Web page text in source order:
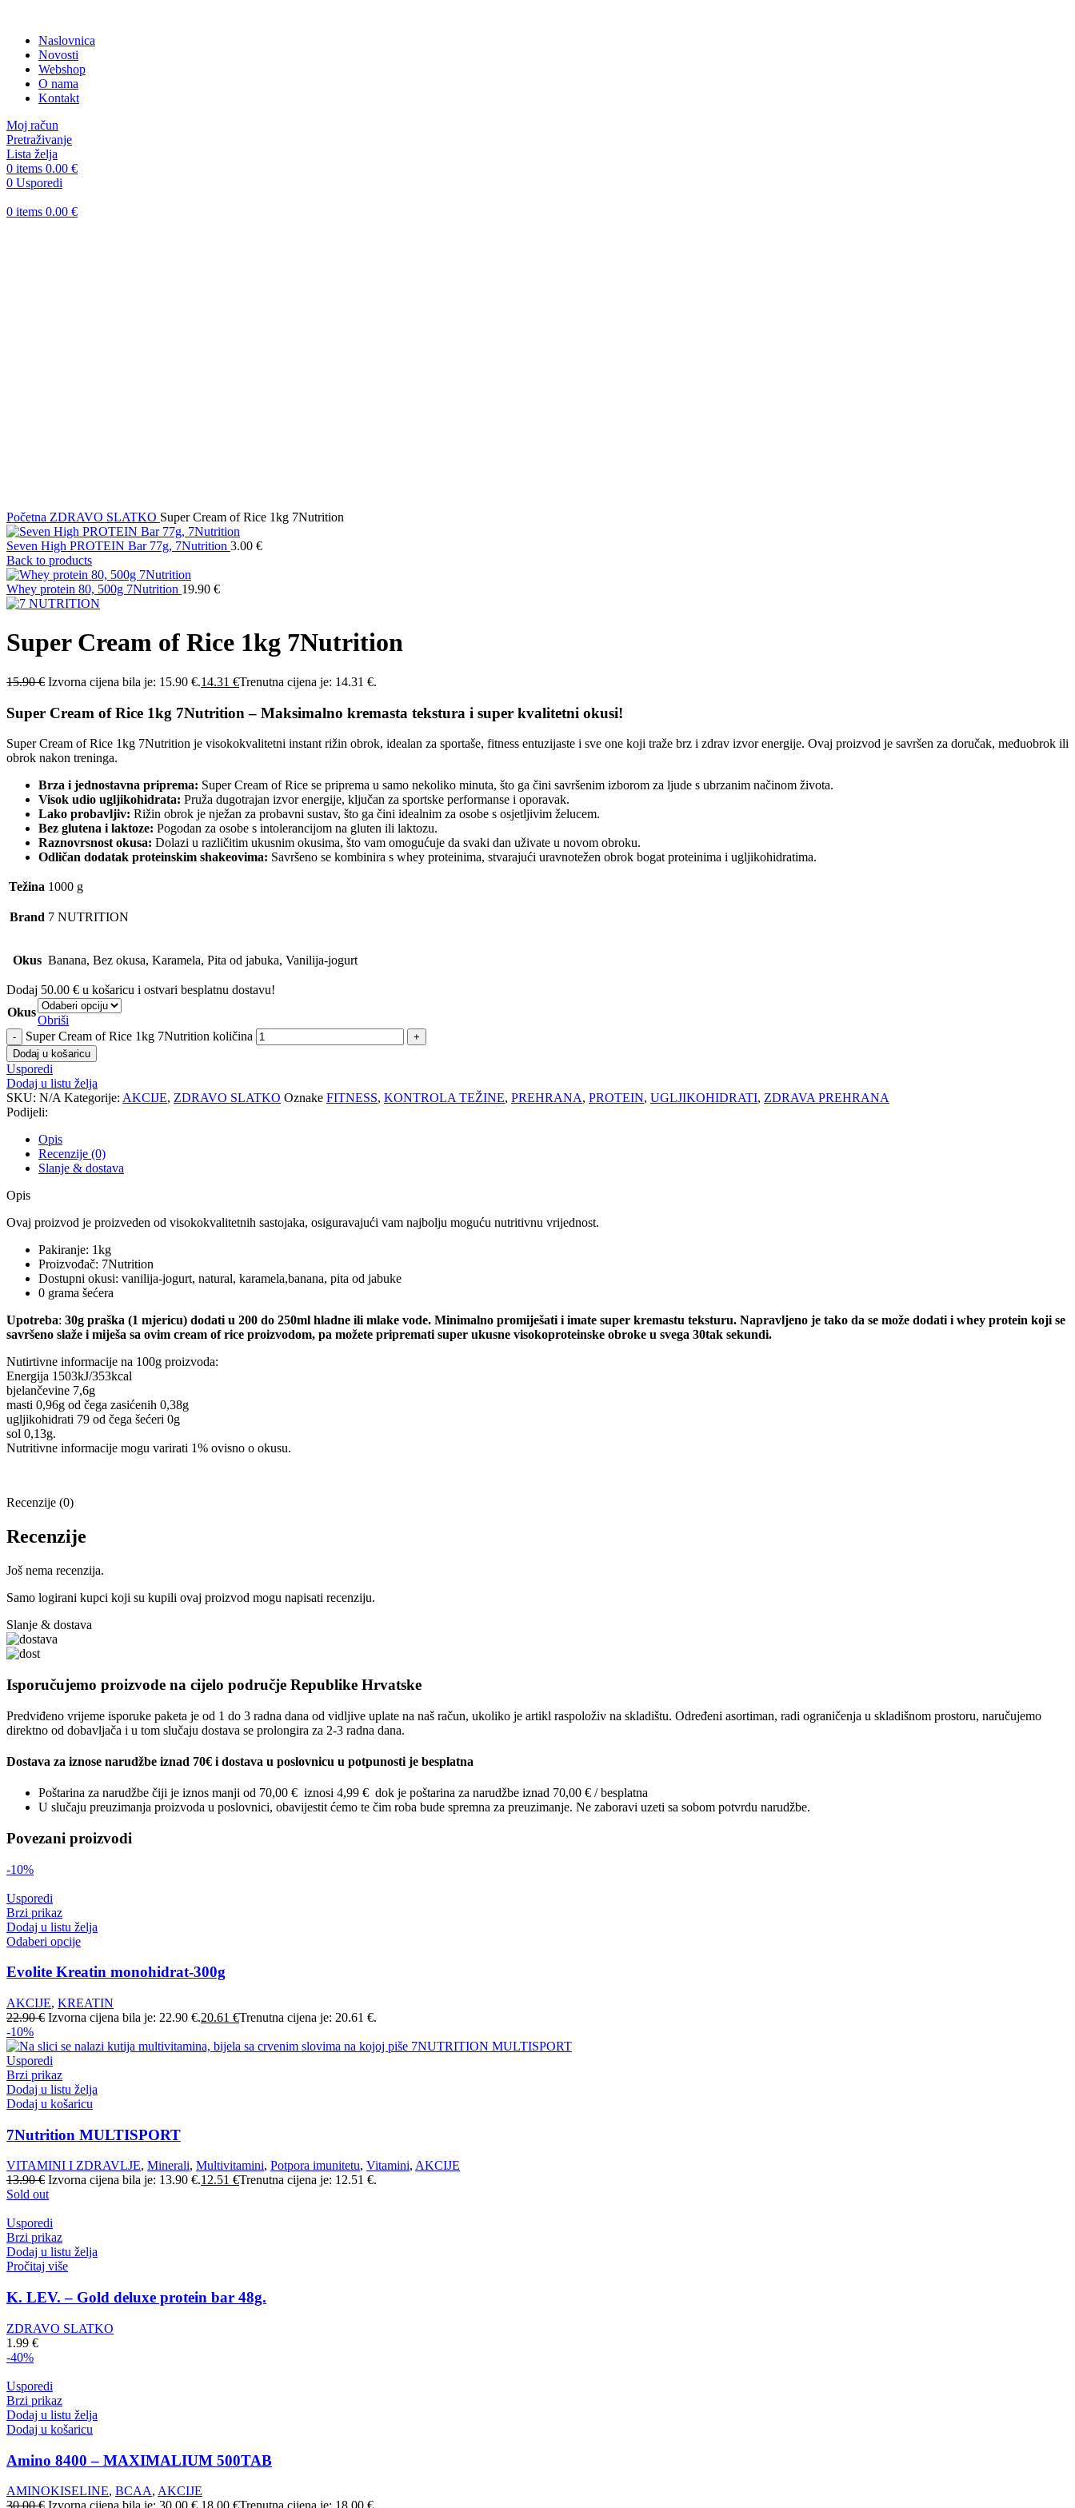
Naslovnica
Novosti
Webshop
O nama
Kontakt
Moj račun
Pretraživanje
Lista želja
0 items 0.00 €
0 Usporedi
0 items 0.00 €
Početna ZDRAVO SLATKO Super Cream of Rice 1kg 7Nutrition
Seven High PROTEIN Bar 77g, 7Nutrition 3.00 €
Back to products
Whey protein 80, 500g 7Nutrition 19.90 €
Super Cream of Rice 1kg 7Nutrition
15.90€ Izvorna cijena bila je: 15.90 €.14.31 €Trenutna cijena je: 14.31 €.
Super Cream of Rice 1kg 7Nutrition – Maksimalno kremasta tekstura i super kvalitetni okusi!
Super Cream of Rice 1kg 7Nutrition je visokokvalitetni instant rižin obrok, idealan za sportaše, fitness entuzijaste i sve one koji traže brz i zdrav izvor energije. Ovaj proizvod je savršen za doručak, međuobrok ili
obrok nakon treninga.
Brza i jednostavna priprema: Super Cream of Rice se priprema u samo nekoliko minuta, što ga čini savršenim izborom za ljude s ubrzanim načinom života.
Visok udio ugljikohidrata: Pruža dugotrajan izvor energije, ključan za sportske performanse i oporavak.
Lako probavljiv: Rižin obrok je nježan za probavni sustav, što ga čini idealnim za osobe s osjetljivim želucem.
Bez glutena i laktoze: Pogodan za osobe s intolerancijom na gluten ili laktozu.
Raznovrsnost okusa: Dolazi u različitim ukusnim okusima, što vam omogućuje da svaki dan uživate u novom obroku.
Odličan dodatak proteinskim shakeovima: Savršeno se kombinira s whey proteinima, stvarajući uravnotežen obrok bogat proteinima i ugljikohidratima.
Težina 1000 g
Brand 7 NUTRITION
Okus Banana, Bez okusa, Karamela, Pita od jabuka, Vanilija-jogurt
Dodaj 50.00 € u košaricu i ostvari besplatnu dostavu!
Okus
Obriši
Super Cream of Rice 1kg 7Nutrition količina
Dodaj u košaricu
Usporedi
Dodaj u listu želja
SKU: N/A Kategorije: AKCIJE, ZDRAVO SLATKO Oznake FITNESS, KONTROLA TEŽINE, PREHRANA, PROTEIN, UGLJIKOHIDRATI, ZDRAVA PREHRANA
Podijeli:
Opis
Recenzije (0)
Slanje & dostava
Opis
Ovaj proizvod je proizveden od visokokvalitetnih sastojaka, osiguravajući vam najbolju moguću nutritivnu vrijednost.
Pakiranje: 1kg
Proizvođač: 7Nutrition
Dostupni okusi: vanilija-jogurt, natural, karamela,banana, pita od jabuke
0 grama šećera
Upotreba: 30g praška (1 mjericu) dodati u 200 do 250ml hladne ili mlake vode. Minimalno promiješati i imate super kremastu teksturu. Napravljeno je tako da se može dodati i whey protein koji se
savršeno slaže i miješa sa ovim cream of rice proizvodom, pa možete pripremati super ukusne visokoproteinske obroke u svega 30tak sekundi.
Nutirtivne informacije na 100g proizvoda:
Energija 1503kJ/353kcal
bjelančevine 7,6g
masti 0,96g od čega zasićenih 0,38g
ugljikohidrati 79 od čega šećeri 0g
sol 0,13g.
Nutritivne informacije mogu varirati 1% ovisno o okusu.
Recenzije (0)
Recenzije
Još nema recenzija.
Samo logirani kupci koji su kupili ovaj proizvod mogu napisati recenziju.
Slanje & dostava
Isporučujemo proizvode na cijelo područje Republike Hrvatske
Predviđeno vrijeme isporuke paketa je od 1 do 3 radna dana od vidljive uplate na naš račun, ukoliko je artikl raspoloživ na skladištu. Određeni asortiman, radi ograničenja u skladišnom prostoru, naručujemo
direktno od dobavljača i u tom slučaju dostava se prolongira za 2-3 radna dana.
Dostava za iznose narudžbe iznad 70€ i dostava u poslovnicu u potpunosti je besplatna
Poštarina za narudžbe čiji je iznos manji od 70,00 € iznosi 4,99 € dok je poštarina za narudžbe iznad 70,00 € / besplatna
U slučaju preuzimanja proizvoda u poslovnici, obavijestit ćemo te čim roba bude spremna za preuzimanje. Ne zaboravi uzeti sa sobom potvrdu narudžbe.
Povezani proizvodi
-10%
Usporedi
Brzi prikaz
Dodaj u listu želja
Odaberi opcije
Evolite Kreatin monohidrat-300g
AKCIJE, KREATIN
22.90€ Izvorna cijena bila je: 22.90 €.20.61 €Trenutna cijena je: 20.61 €.
-10%
Usporedi
Brzi prikaz
Dodaj u listu želja
Dodaj u košaricu
7Nutrition MULTISPORT
VITAMINI I ZDRAVLJE, Minerali, Multivitamini, Potpora imunitetu, Vitamini, AKCIJE
13.90€ Izvorna cijena bila je: 13.90 €.12.51 €Trenutna cijena je: 12.51 €.
Sold out
Usporedi
Brzi prikaz
Dodaj u listu želja
Pročitaj više
K. LEV. – Gold deluxe protein bar 48g.
ZDRAVO SLATKO
1.99 €
-40%
Usporedi
Brzi prikaz
Dodaj u listu želja
Dodaj u košaricu
Amino 8400 – MAXIMALIUM 500TAB
AMINOKISELINE, BCAA, AKCIJE